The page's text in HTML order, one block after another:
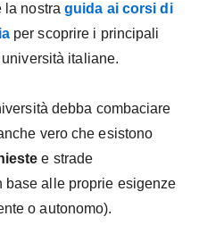
la nostra guida ai corsi di
per scoprire i principali
italiane.
debba combaciare
vero che esistono
e strade
base alle proprie esigenze
o autonomo).